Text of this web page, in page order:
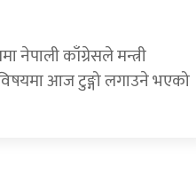
नेपाली काँग्रेसले मन्त्री
विषयमा आज टुङ्गो लगाउने भएको